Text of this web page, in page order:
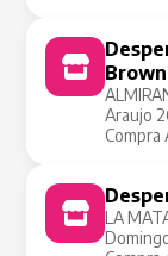
Brown
Araujo
LA